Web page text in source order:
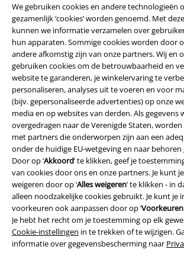
We gebruiken cookies en andere technologieën
gezamenlijk ‘cookies’ worden genoemd. Met
kunnen we informatie verzamelen over
hun apparaten. Sommige cookies worden door
andere afkomstig zijn van onze partners. Wij en
gebruiken cookies om de betrouwbaarheid en
website te garanderen, je winkelervaring te
personaliseren, analyses uit te voeren en voor
(bijv. gepersonaliseerde advertenties) op onze
media en op websites van derden. Als gegevens
overgedragen naar de Verenigde Staten, worden
met partners die onderworpen zijn aan een
onder de huidige EU-wetgeving en naar behoren
Door op ‘Akkoord’ te klikken, geef je
van cookies door ons en onze partners. Je kunt
weigeren door op ‘Alles weigeren’ te klikken - in
alleen noodzakelijke cookies gebruikt. Je kunt je
voorkeuren ook aanpassen door op ‘
Je hebt het recht om je toestemming op elk
Cookie-instellingen in te trekken of te wijzigen.
informatie over gegevensbescherming naar
Beveiliging
Legal
Algemene Voorwaarden
Bedrijfsgegevens